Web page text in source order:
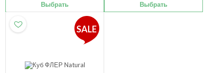
Выбрать Выбрать
SALE